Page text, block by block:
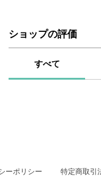
ショップの評価
すべて
ーポリシー 特定商取引